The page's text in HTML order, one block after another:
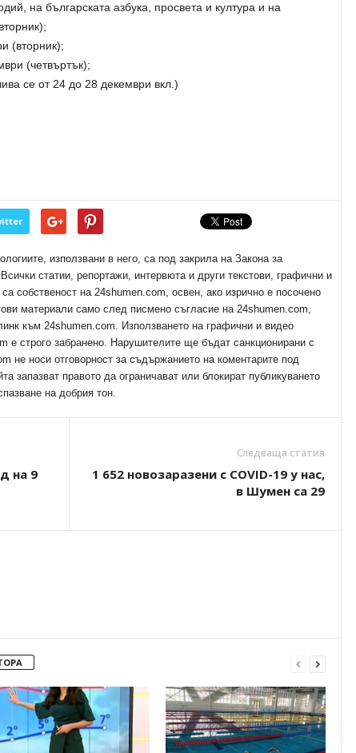
на българската азбука, просвета и култура и на
(вторник);
(четвъртък);
се от 24 до 28 декември вкл.)
използвани в него, са под закрила на Закона за
статии, репортажи, интервюта и други текстови, графични и
собственост на 24shumen.com, освен, ако изрично е посочено
материали само след писмено съгласие на 24shumen.com,
към 24shumen.com. Използването на графични и видео
е строго забранено. Нарушителите ще бъдат санкционирани с
не носи отговорност за съдържанието на коментарите под
запазват правото да ограничават или блокират публикуването
на добрия тон.
на 9
Следваща статия
1 652 новозаразени с COVID-19 у нас,
в Шумен са 29